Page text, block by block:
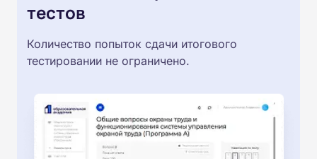
тестов
Количество попыток сдачи итогового
тестировании не ограничено.